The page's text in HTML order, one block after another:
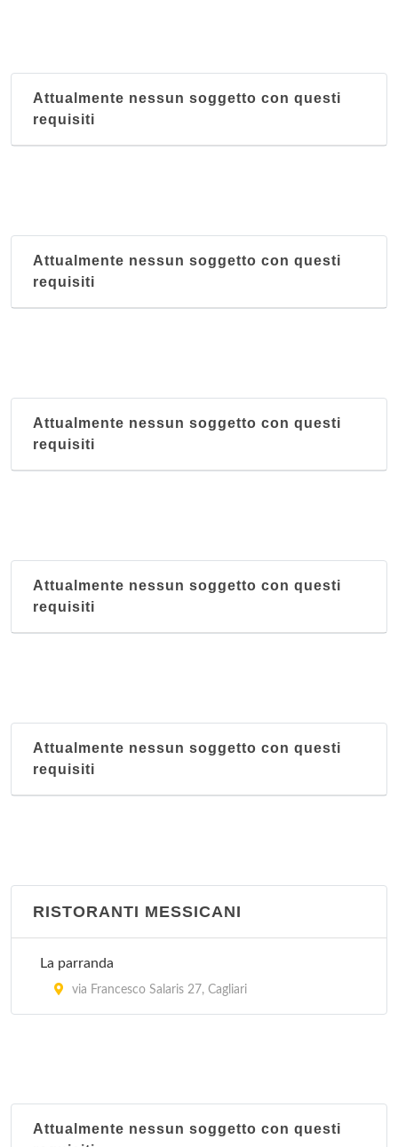
Attualmente nessun soggetto con questi
requisiti
Attualmente nessun soggetto con questi
requisiti
Attualmente nessun soggetto con questi
requisiti
Attualmente nessun soggetto con questi
requisiti
Attualmente nessun soggetto con questi
requisiti
RISTORANTI MESSICANI
La parranda
via Francesco Salaris 27, Cagliari
Attualmente nessun soggetto con questi